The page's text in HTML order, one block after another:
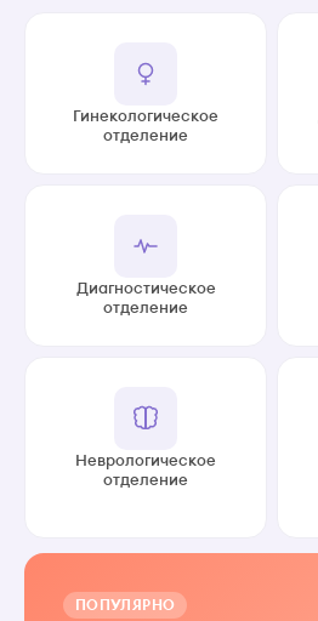
Гинекологическое
отделение
Диагностическое
отделение
Неврологическое
отделение
ПОПУЛЯРНО